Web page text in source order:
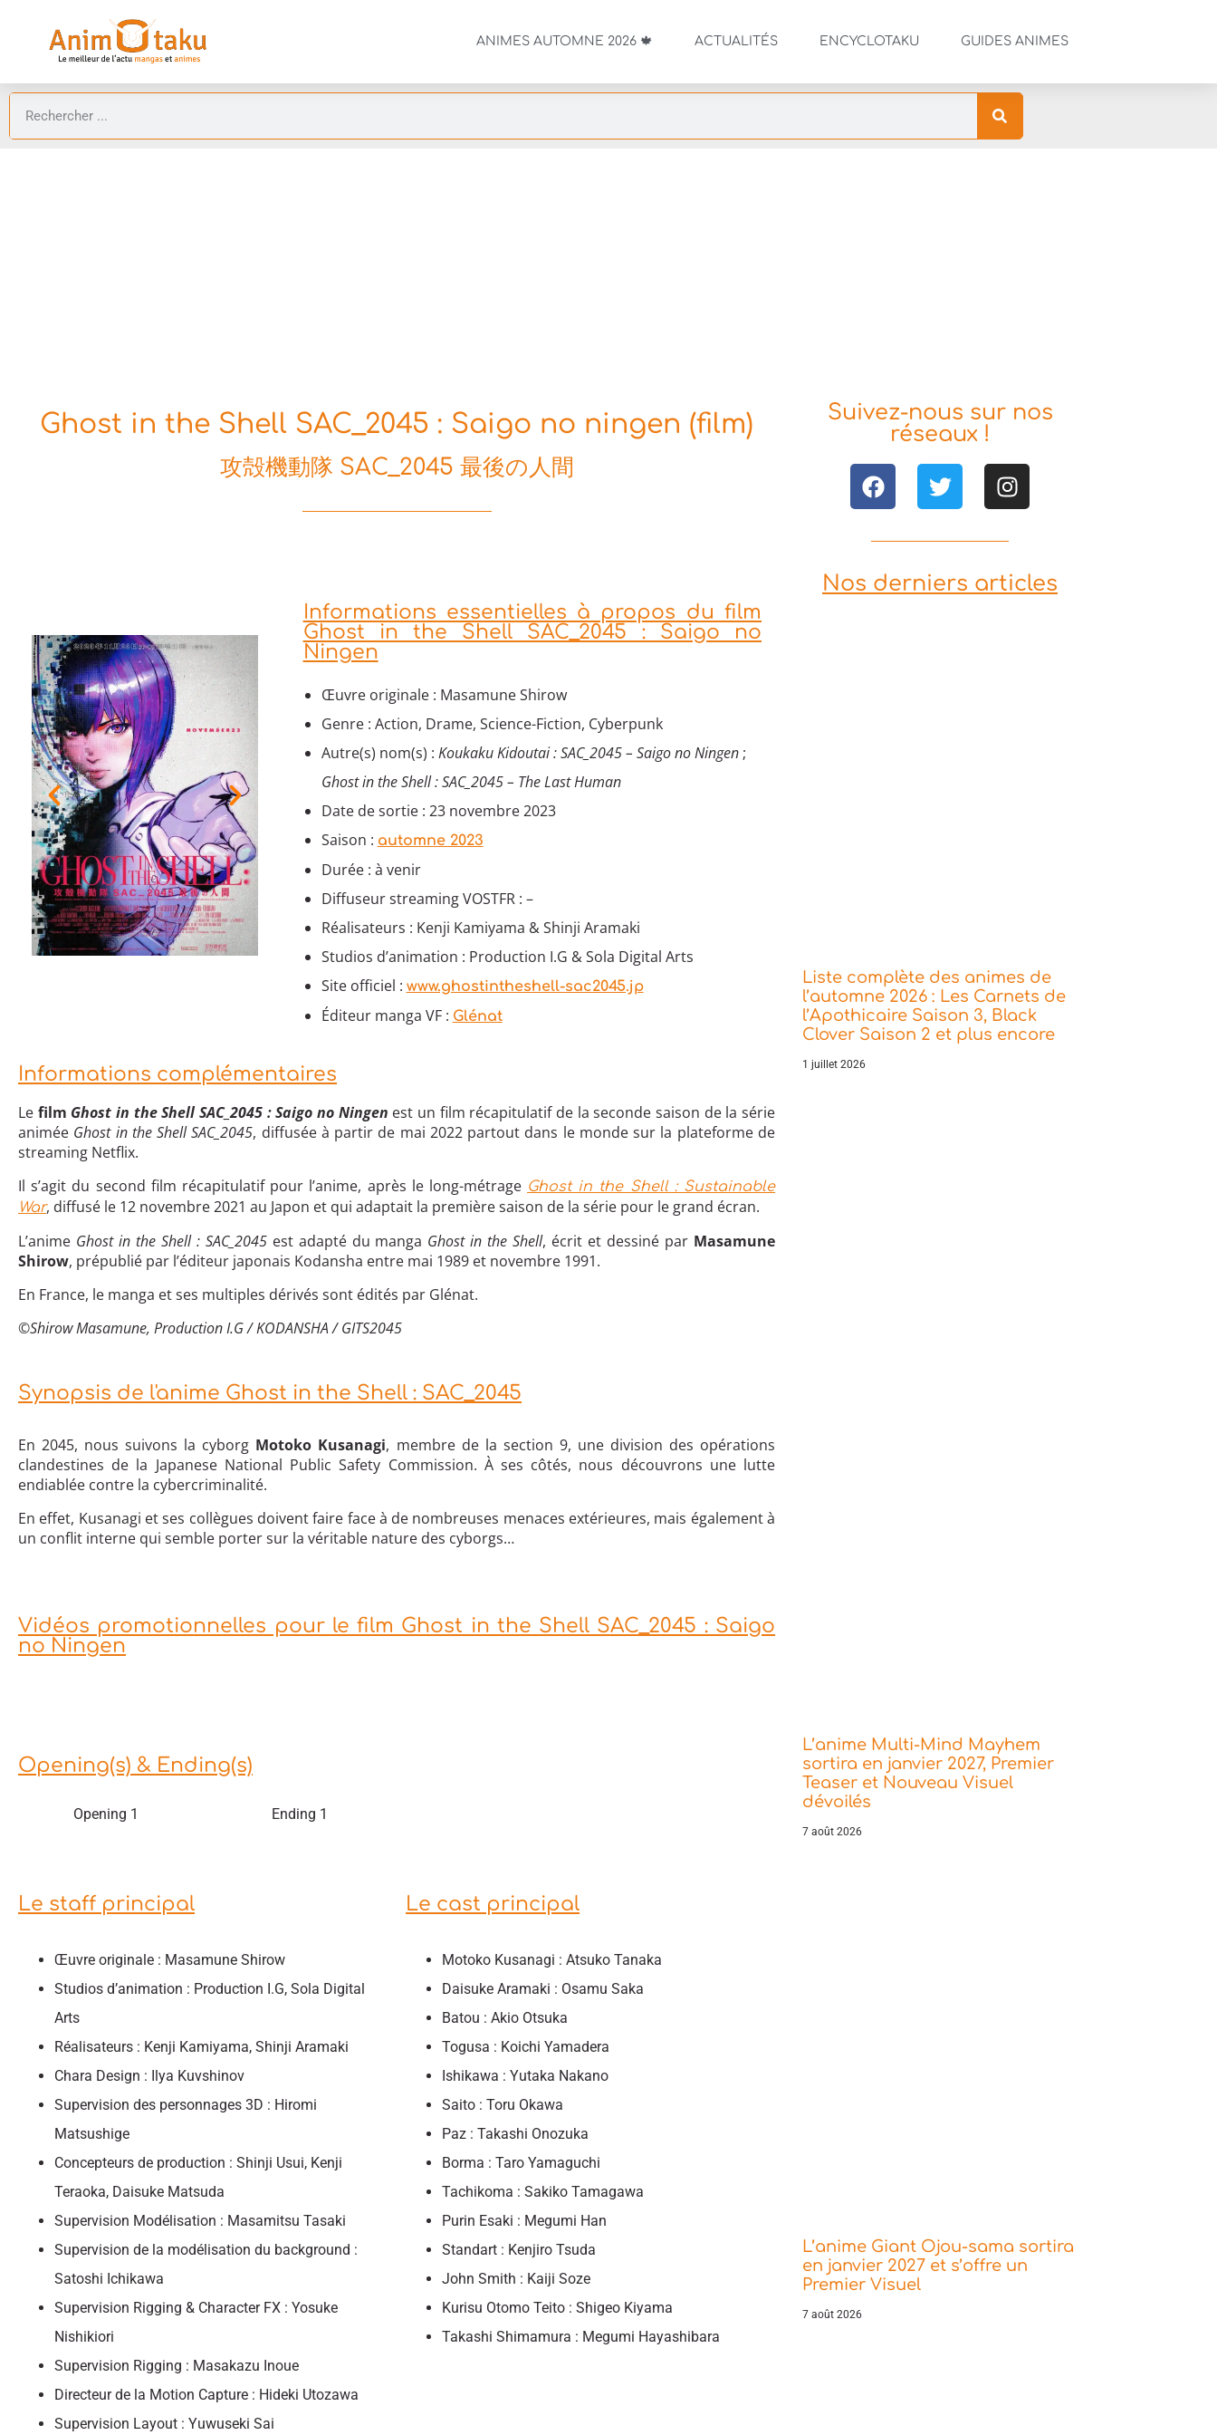
ANIMES AUTOMNE 2026 🍁 ACTUALITÉS ENCYCLOTAKU GUIDES ANIMES
Ghost in the Shell SAC_2045 : Saigo no ningen (film)
攻殻機動隊 SAC_2045 最後の人間
Informations essentielles à propos du film
Ghost in the Shell SAC_2045 : Saigo no
Ningen
Œuvre originale : Masamune Shirow
Genre : Action, Drame, Science-Fiction, Cyberpunk
Autre(s) nom(s) : Koukaku Kidoutai : SAC_2045 – Saigo no Ningen;
Ghost in the Shell : SAC_2045 – The Last Human
Date de sortie : 23 novembre 2023
Saison : automne 2023
Durée : à venir
Diffuseur streaming VOSTFR : –
Réalisateurs : Kenji Kamiyama & Shinji Aramaki
Studios d’animation : Production I.G & Sola Digital Arts
Site officiel : www.ghostintheshell-sac2045.jp
Éditeur manga VF : Glénat
Informations complémentaires
Le film Ghost in the Shell SAC_2045 : Saigo no Ningen est un film récapitulatif de la seconde saison de la série
animée Ghost in the Shell SAC_2045, diffusée à partir de mai 2022 partout dans le monde sur la plateforme de
streaming Netflix.
Il s’agit du second film récapitulatif pour l’anime, après le long-métrage Ghost in the Shell : Sustainable
War, diffusé le 12 novembre 2021 au Japon et qui adaptait la première saison de la série pour le grand écran.
L’anime Ghost in the Shell : SAC_2045est adapté du manga Ghost in the Shell, écrit et dessiné par Masamune
Shirow, prépublié par l’éditeur japonais Kodansha entre mai 1989 et novembre 1991.
En France, le manga et ses multiples dérivés sont édités par Glénat.
©Shirow Masamune, Production I.G / KODANSHA / GITS2045
Synopsis de l'anime Ghost in the Shell : SAC_2045
En 2045, nous suivons la cyborg Motoko Kusanagi, membre de la section 9, une division des opérations
clandestines de la Japanese National Public Safety Commission. À ses côtés, nous découvrons une lutte
endiablée contre la cybercriminalité.
En effet, Kusanagi et ses collègues doivent faire face à de nombreuses menaces extérieures, mais également à
un conflit interne qui semble porter sur la véritable nature des cyborgs…
Vidéos promotionnelles pour le film Ghost in the Shell SAC_2045 : Saigo
no Ningen
Opening(s) & Ending(s)
Opening 1 Ending 1
Le staff principal
Œuvre originale : Masamune Shirow
Studios d’animation : Production I.G, Sola Digital
Arts
Réalisateurs : Kenji Kamiyama, Shinji Aramaki
Chara Design : Ilya Kuvshinov
Supervision des personnages 3D : Hiromi
Matsushige
Concepteurs de production : Shinji Usui, Kenji
Teraoka, Daisuke Matsuda
Supervision Modélisation : Masamitsu Tasaki
Supervision de la modélisation du background :
Satoshi Ichikawa
Supervision Rigging & Character FX : Yosuke
Nishikiori
Supervision Rigging : Masakazu Inoue
Directeur de la Motion Capture : Hideki Utozawa
Supervision Layout : Yuwuseki Sai
Le cast principal
Motoko Kusanagi : Atsuko Tanaka
Daisuke Aramaki : Osamu Saka
Batou : Akio Otsuka
Togusa : Koichi Yamadera
Ishikawa : Yutaka Nakano
Saito : Toru Okawa
Paz : Takashi Onozuka
Borma : Taro Yamaguchi
Tachikoma : Sakiko Tamagawa
Purin Esaki : Megumi Han
Standart : Kenjiro Tsuda
John Smith : Kaiji Soze
Kurisu Otomo Teito : Shigeo Kiyama
Takashi Shimamura : Megumi Hayashibara
Suivez-nous sur nos
réseaux !
Nos derniers articles
Liste complète des animes de
l’automne 2026 : Les Carnets de
l’Apothicaire Saison 3, Black
Clover Saison 2 et plus encore
1 juillet 2026
L’anime Multi-Mind Mayhem
sortira en janvier 2027, Premier
Teaser et Nouveau Visuel
dévoilés
7 août 2026
L’anime Giant Ojou-sama sortira
en janvier 2027 et s’offre un
Premier Visuel
7 août 2026